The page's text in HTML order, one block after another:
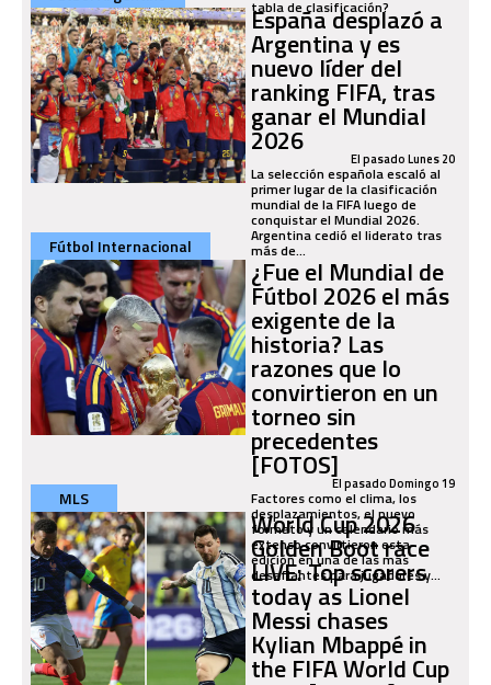
tabla de clasificación?
España desplazó a
Argentina y es
nuevo líder del
ranking FIFA, tras
ganar el Mundial
2026 El pasado Lunes 20
La selección española escaló al
primer lugar de la clasificación
mundial de la FIFA luego de
conquistar el Mundial 2026.
Argentina cedió el liderato tras
más de...
Fútbol Internacional
¿Fue el Mundial de
Fútbol 2026 el más
exigente de la
historia? Las
razones que lo
convirtieron en un
torneo sin
precedentes
[FOTOS]El pasado Domingo 19
Factores como el clima, los
desplazamientos, el nuevo
formato y un calendario más
extenso convirtieron esta
edición en una de las más
desafiantes para jugadores y...
MLS
World Cup 2026
Golden Boot race
LIVE: Top scorers
today as Lionel
Messi chases
Kylian Mbappé in
the FIFA World Cup